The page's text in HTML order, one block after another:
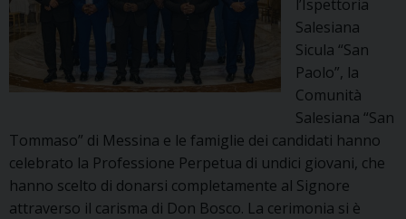
l’Ispettoria
Salesiana
Sicula “San
Paolo”, la
Comunità
Salesiana “San
Tommaso” di Messina e le famiglie dei candidati hanno
celebrato la Professione Perpetua di undici giovani, che
hanno scelto di donarsi completamente al Signore
attraverso il carisma di Don Bosco. La cerimonia si è